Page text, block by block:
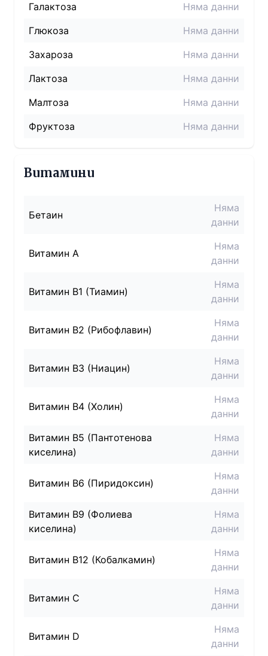
Галактоза
Няма данни
Глюкоза
Няма данни
Захароза
Няма данни
Лактоза
Няма данни
Малтоза
Няма данни
Фруктоза
Няма данни
Витамини
Бетаин
Няма
данни
Витамин A
Няма
данни
Витамин B1 (Тиамин)
Няма
данни
Витамин B2 (Рибофлавин)
Няма
данни
Витамин B3 (Ниацин)
Няма
данни
Витамин B4 (Холин)
Няма
данни
Витамин B5 (Пантотенова
киселина)
Няма
данни
Витамин B6 (Пиридоксин)
Няма
данни
Витамин B9 (Фолиева
киселина)
Няма
данни
Витамин B12 (Кобалкамин)
Няма
данни
Витамин C
Няма
данни
Витамин D
Няма
данни